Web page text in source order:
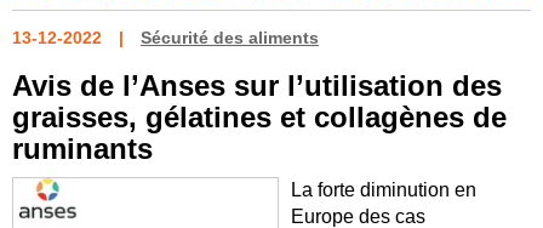
13-12-2022 Sécurité des aliments
Avis de l’Anses sur l’utilisation des
graisses, gélatines et collagènes de
ruminants
La forte diminution en
Europe des cas